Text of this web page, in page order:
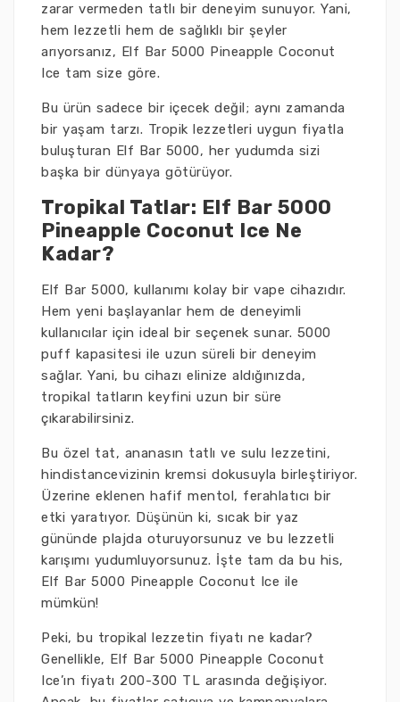
zarar vermeden tatlı bir deneyim sunuyor. Yani,
hem lezzetli hem de sağlıklı bir şeyler
arıyorsanız, Elf Bar 5000 Pineapple Coconut
Ice tam size göre.
Bu ürün sadece bir içecek değil; aynı zamanda
bir yaşam tarzı. Tropik lezzetleri uygun fiyatla
buluşturan Elf Bar 5000, her yudumda sizi
başka bir dünyaya götürüyor.
Tropikal Tatlar: Elf Bar 5000
Pineapple Coconut Ice Ne
Kadar?
Elf Bar 5000, kullanımı kolay bir vape cihazıdır.
Hem yeni başlayanlar hem de deneyimli
kullanıcılar için ideal bir seçenek sunar. 5000
puff kapasitesi ile uzun süreli bir deneyim
sağlar. Yani, bu cihazı elinize aldığınızda,
tropikal tatların keyfini uzun bir süre
çıkarabilirsiniz.
Bu özel tat, ananasın tatlı ve sulu lezzetini,
hindistancevizinin kremsi dokusuyla birleştiriyor.
Üzerine eklenen hafif mentol, ferahlatıcı bir
etki yaratıyor. Düşünün ki, sıcak bir yaz
gününde plajda oturuyorsunuz ve bu lezzetli
karışımı yudumluyorsunuz. İşte tam da bu his,
Elf Bar 5000 Pineapple Coconut Ice ile
mümkün!
Peki, bu tropikal lezzetin fiyatı ne kadar?
Genellikle, Elf Bar 5000 Pineapple Coconut
Ice’ın fiyatı 200-300 TL arasında değişiyor.